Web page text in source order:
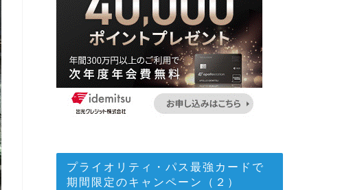
プライオリティ・パス最強カードで
期間限定のキャンペーン（２）